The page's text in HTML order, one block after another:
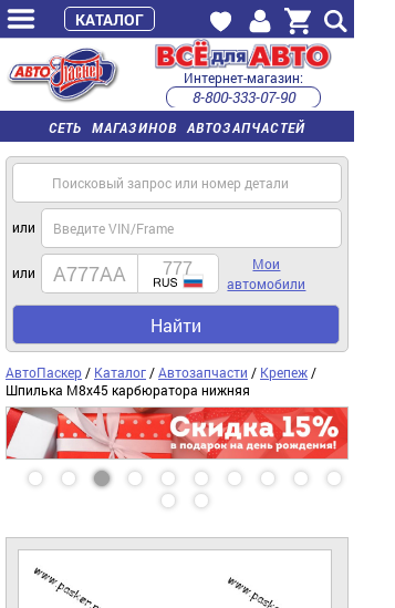
СЕТЬ МАГАЗИНОВ АВТОЗАПЧАСТЕЙ
Интернет-магазин:
8-800-333-07-90
часы работы с 9:00 до 22:00 (пн-пт)
или
или
Мои
автомобили
Найти
АвтоПаскер / Каталог /Автозапчасти / Крепеж /
Шпилька М8х45 карбюратора нижняя
КАТАЛОГ